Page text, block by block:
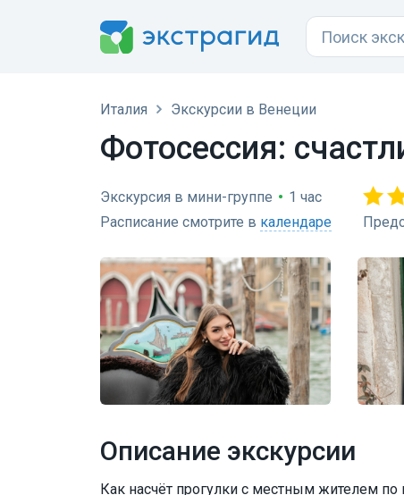
Италия Экскурсии в Венеции
Фотосессия:
Экскурсия в мини-группе • 1 час
Расписание смотрите в календаре
Описание экскурсии
Как насчёт прогулки с местным жителем